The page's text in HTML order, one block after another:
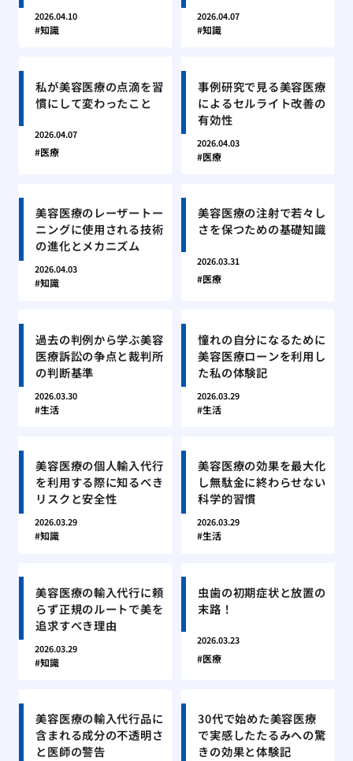
2026.04.10
知識
2026.04.07
知識
私が美容医療の点滴を習
慣にして変わったこと
2026.04.07
医療
事例研究で見る美容医療
によるセルライト改善の
有効性
2026.04.03
医療
美容医療のレーザートー
ニングに使用される技術
の進化とメカニズム
2026.04.03
知識
美容医療の注射で若々し
さを保つための基礎知識
2026.03.31
医療
過去の判例から学ぶ美容
医療訴訟の争点と裁判所
の判断基準
2026.03.30
生活
憧れの自分になるために
美容医療ローンを利用し
た私の体験記
2026.03.29
生活
美容医療の個人輸入代行
を利用する際に知るべき
リスクと安全性
2026.03.29
知識
美容医療の効果を最大化
し無駄金に終わらせない
科学的習慣
2026.03.29
生活
美容医療の輸入代行に頼
らず正規のルートで美を
追求すべき理由
2026.03.29
知識
虫歯の初期症状と放置の
末路！
2026.03.23
医療
美容医療の輸入代行品に
含まれる成分の不透明さ
と医師の警告
30代で始めた美容医療
で実感したたるみへの驚
きの効果と体験記